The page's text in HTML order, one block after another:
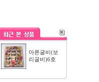
마른굴비(보
리굴비)6호